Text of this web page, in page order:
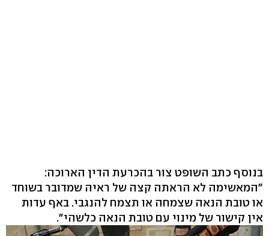
בנוסף כתב השופט צור בהכרעת הדין הארוכה:
"המאשימה לא הראתה קצה של ראיה שמדובר בשוחד
או טובת הנאה שצמחה או תצמח להנגבי. באף עדות
אין קישור של מינוי עם טובת הנאה כלשהי".